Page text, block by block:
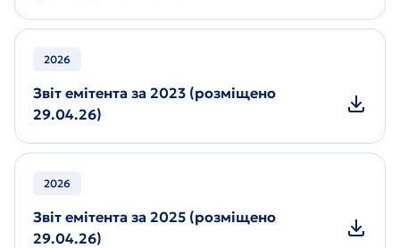
2026
Звіт емітента за 2023 (розміщено
29.04.26)
2026
Звіт емітента за 2025 (розміщено
29.04.26)